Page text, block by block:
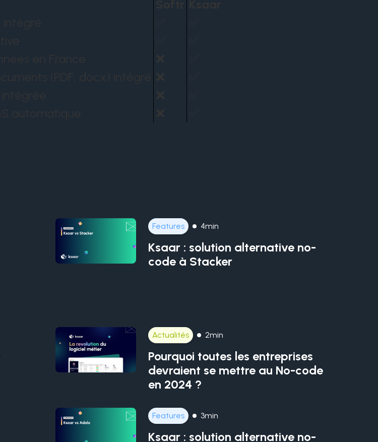
Features 4min
Ksaar : solution alternative no-
code à Stacker
Actualités 2min
Pourquoi toutes les entreprises
devraient se mettre au No-code
en 2024 ?
Features 3min
Ksaar : solution alternative no-